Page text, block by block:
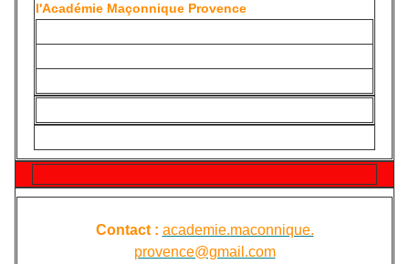
l'Académie Maçonnique Provence
Contact : academie.maconnique.
provence@gmail.com